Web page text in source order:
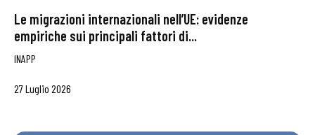
Le migrazioni internazionali nell’UE: evidenze
empiriche sui principali fattori di...
INAPP
27 Luglio 2026